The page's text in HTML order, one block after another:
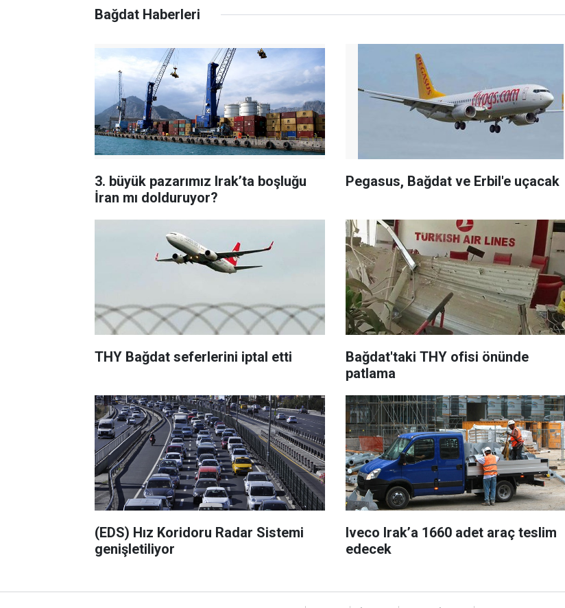
Bağdat Haberleri
3. büyük pazarımız Irak’ta boşluğu
İran mı dolduruyor?
Pegasus, Bağdat ve Erbil'e uçacak
THY Bağdat seferlerini iptal etti
Bağdat'taki THY ofisi önünde
patlama
(EDS) Hız Koridoru Radar Sistemi
genişletiliyor
Iveco Irak’a 1660 adet araç teslim
edecek